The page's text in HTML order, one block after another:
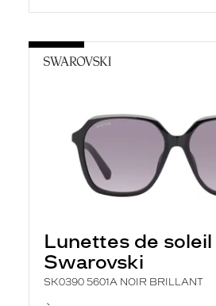
Lunettes de soleil
Swarovski
SK0390 5601A NOIR BRILLANT